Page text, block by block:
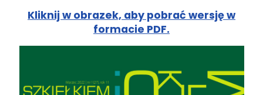
Kliknij w obrazek, aby pobrać wersję w
formacie PDF.